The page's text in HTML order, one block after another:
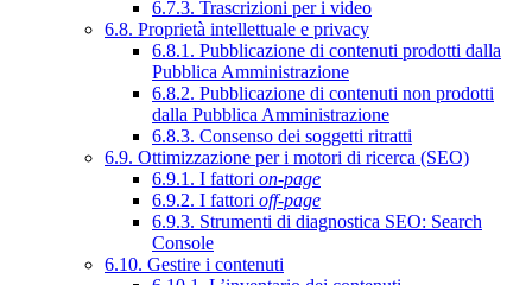
6.7.3. Trascrizioni per i video
6.8. Proprietà intellettuale e privacy
6.8.1. Pubblicazione di contenuti prodotti dalla
Pubblica Amministrazione
6.8.2. Pubblicazione di contenuti non prodotti
dalla Pubblica Amministrazione
6.8.3. Consenso dei soggetti ritratti
6.9. Ottimizzazione per i motori di ricerca (SEO)
6.9.1. I fattori on-page
6.9.2. I fattori off-page
6.9.3. Strumenti di diagnostica SEO: Search
Console
6.10. Gestire i contenuti